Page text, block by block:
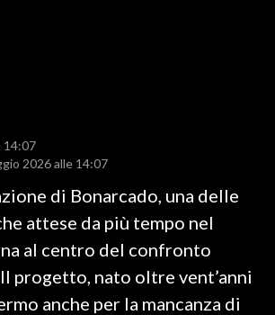
14:07
2026 alle 14:07
di Bonarcado, una delle
attese da più tempo nel
al centro del confronto
progetto, nato oltre vent’anni
anche per la mancanza di